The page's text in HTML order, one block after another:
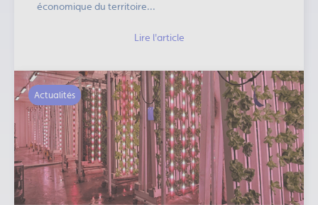
économique du territoire...
Lire l'article
Actualités